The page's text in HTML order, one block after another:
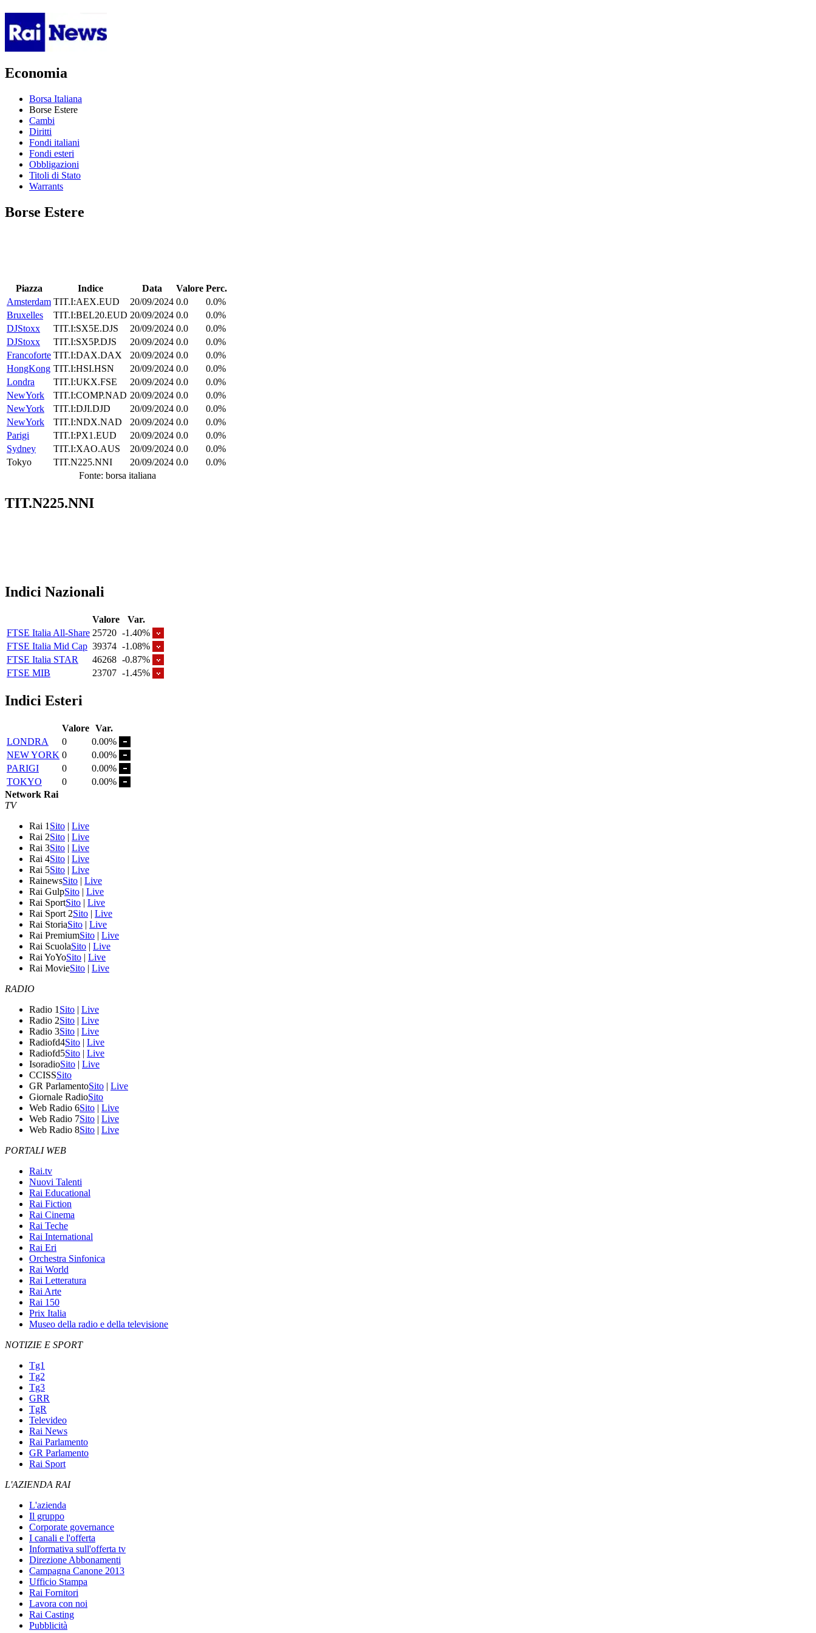
Economia
Borsa Italiana
Borse Estere
Cambi
Diritti
Fondi italiani
Fondi esteri
Obbligazioni
Titoli di Stato
Warrants
Borse Estere
Piazza Indice Data Valore Perc.
Amsterdam TIT.I:AEX.EUD 20/09/2024 0.0
0.0%
Bruxelles
TIT.I:BEL20.EUD 20/09/2024 0.0
0.0%
DJStoxx
TIT.I:SX5E.DJS 20/09/2024 0.0
0.0%
DJStoxx
TIT.I:SX5P.DJS 20/09/2024 0.0
0.0%
Francoforte TIT.I:DAX.DAX 20/09/2024 0.0
0.0%
HongKong TIT.I:HSI.HSN 20/09/2024 0.0
0.0%
Londra
TIT.I:UKX.FSE 20/09/2024 0.0
0.0%
NewYork
TIT.I:COMP.NAD 20/09/2024 0.0
0.0%
NewYork
TIT.I:DJI.DJD 20/09/2024 0.0
0.0%
NewYork
TIT.I:NDX.NAD 20/09/2024 0.0
0.0%
Parigi
TIT.I:PX1.EUD 20/09/2024 0.0
0.0%
Sydney
TIT.I:XAO.AUS 20/09/2024 0.0
0.0%
Tokyo
TIT.N225.NNI 20/09/2024 0.0
0.0%
Fonte: borsa italiana
TIT.N225.NNI
Indici Nazionali
Valore
Var.
FTSE Italia All-Share 25720 -1.40%
FTSE Italia Mid Cap 39374 -1.08%
FTSE Italia STAR
46268 -0.87%
FTSE MIB
23707 -1.45%
Indici Esteri
Valore Var.
LONDRA
0
0.00%
NEW YORK 0
0.00%
PARIGI
0
0.00%
TOKYO
0
0.00%
Network Rai
TV
Rai 1 Sito | Live
Rai 2Sito | Live
Rai 3Sito | Live
Rai 4Sito | Live
Rai 5Sito | Live
RainewsSito | Live
Rai GulpSito | Live
Rai SportSito | Live
Rai Sport 2Sito | Live
Rai StoriaSito | Live
Rai PremiumSito | Live
Rai ScuolaSito | Live
Rai YoYoSito | Live
Rai MovieSito | Live
RADIO
Radio 1 Sito | Live
Radio 2Sito | Live
Radio 3Sito | Live
Radiofd4Sito | Live
Radiofd5Sito | Live
IsoradioSito | Live
CCISSSito
GR ParlamentoSito | Live
Giornale RadioSito
Web Radio 6Sito | Live
Web Radio 7Sito | Live
Web Radio 8Sito | Live
PORTALI WEB
Rai.tv
Nuovi Talenti
Rai Educational
Rai Fiction
Rai Cinema
Rai Teche
Rai International
Rai Eri
Orchestra Sinfonica
Rai World
Rai Letteratura
Rai Arte
Rai 150
Prix Italia
Museo della radio e della televisione
NOTIZIE E SPORT
Tg1
Tg2
Tg3
GRR
TgR
Televideo
Rai News
Rai Parlamento
GR Parlamento
Rai Sport
L'AZIENDA RAI
L'azienda
Il gruppo
Corporate governance
I canali e l'offerta
Informativa sull'offerta tv
Direzione Abbonamenti
Campagna Canone 2013
Ufficio Stampa
Rai Fornitori
Lavora con noi
Rai Casting
Pubblicità